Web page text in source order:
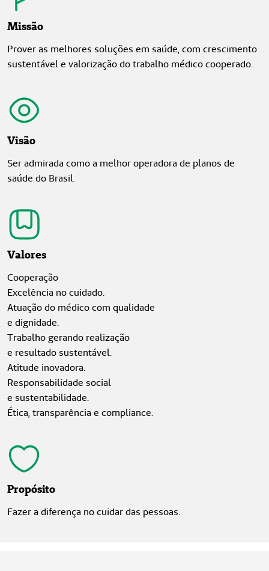
Missão
Prover as melhores soluções em saúde, com crescimento
sustentável e valorização do trabalho médico cooperado.
Visão
Ser admirada como a melhor operadora de planos de
saúde do Brasil.
Valores
Cooperação
Excelência no cuidado.
Atuação do médico com qualidade
e dignidade.
Trabalho gerando realização
e resultado sustentável.
Atitude inovadora.
Responsabilidade social
e sustentabilidade.
Ética, transparência e compliance.
Propósito
Fazer a diferença no cuidar das pessoas.